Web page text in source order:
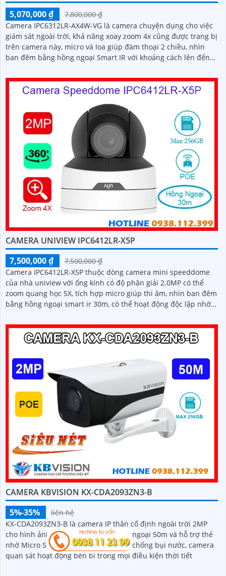
5,070,000 ₫
7,800,000 ₫
Camera IPC6312LR-AX4W-VG là camera chuyện dụng cho việc
giám sát ngoài trời, khả năng xoay zoom 4x cũng được trang bị
trên camera này, micro và loa giúp đàm thoại 2 chiều, nhìn
ban đêm bằng hồng ngoại Smart IR với khoảng cách lên đến
CAMERA UNIVIEW IPC6412LR-X5P
7,500,000 ₫
7,500,000 ₫
Camera IPC6412LR-X5P thuộc dòng camera mini speeddome
của nhà uniview với ống kính có độ phân giải 2.0MP có thể
zoom quang học 5X, tích hợp micro giúp thi âm, nhìn ban đêm
bằng hồng ngoại smart ir 30m, có thể hoạt động độc lập nhờ
CAMERA KBVISION KX-CDA2093ZN3-B
5%-35%
liên hệ
KX-CDA2093ZN3-B là camera IP thân cố định ngoài trời 2MP
cho hình ảnh sắc nét có tầm xa hồng ngoại 50m và hỗ trợ thẻ
nhớ Micro SD 256GB. Đạt chuẩn IP67 chống bụi nước, camera
quan sát hoạt động bền bỉ trong mọi điều kiện thời tiết